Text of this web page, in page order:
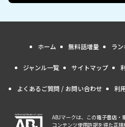
ホーム 無料話増量 ラ
ジャンル一覧 サイトマップ
よくあるご質問 / お問い合わせ 利
ABJマークは、この電子書店・
コンテンツ使用許諾を得た正